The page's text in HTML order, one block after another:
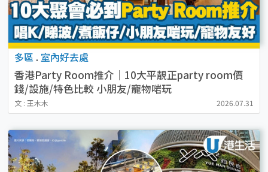
多區 . 室內好去處
香港Party Room推介｜10大平靚正party room價
錢/設施/特色比較 小朋友/寵物啱玩
文 : 王木木 2026.07.31